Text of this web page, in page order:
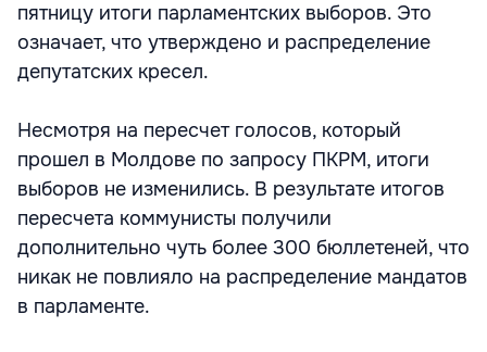
пятницу итоги парламентских выборов. Это
означает, что утверждено и распределение
депутатских кресел.
Несмотря на пересчет голосов, который
прошел в Молдове по запросу ПКРМ, итоги
выборов не изменились. В результате итогов
пересчета коммунисты получили
дополнительно чуть более 300 бюллетеней, что
никак не повлияло на распределение мандатов
в парламенте.